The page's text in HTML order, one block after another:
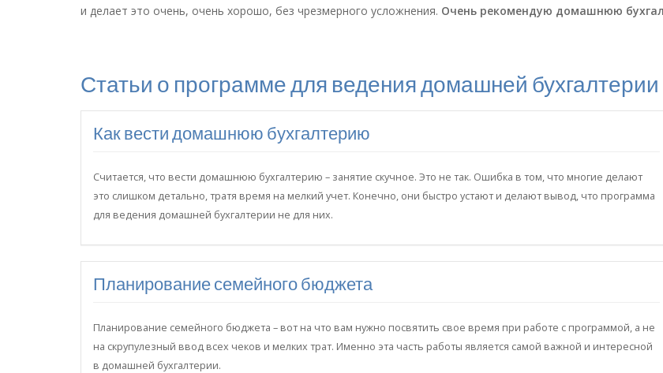
и делает это очень, очень хорошо, без чрезмерного усложнения. Очень рекомендую домашнюю
Статьи о программе для ведения домашней бухгалтерии
Как вести домашнюю бухгалтерию
Считается, что вести домашнюю бухгалтерию – занятие скучное. Это не так. Ошибка в том, что многие делают
это слишком детально, тратя время на мелкий учет. Конечно, они быстро устают и делают вывод, что программа
для ведения домашней бухгалтерии не для них.
Планирование семейного бюджета
Планирование семейного бюджета – вот на что вам нужно посвятить свое время при работе с программой, а не
на скрупулезный ввод всех чеков и мелких трат. Именно эта часть работы является самой важной и интересной
в домашней бухгалтерии.